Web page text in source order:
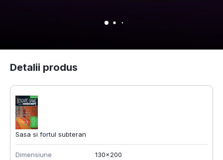
Detalii produs
Sasa si fortul subteran
Dimensiune 130x200